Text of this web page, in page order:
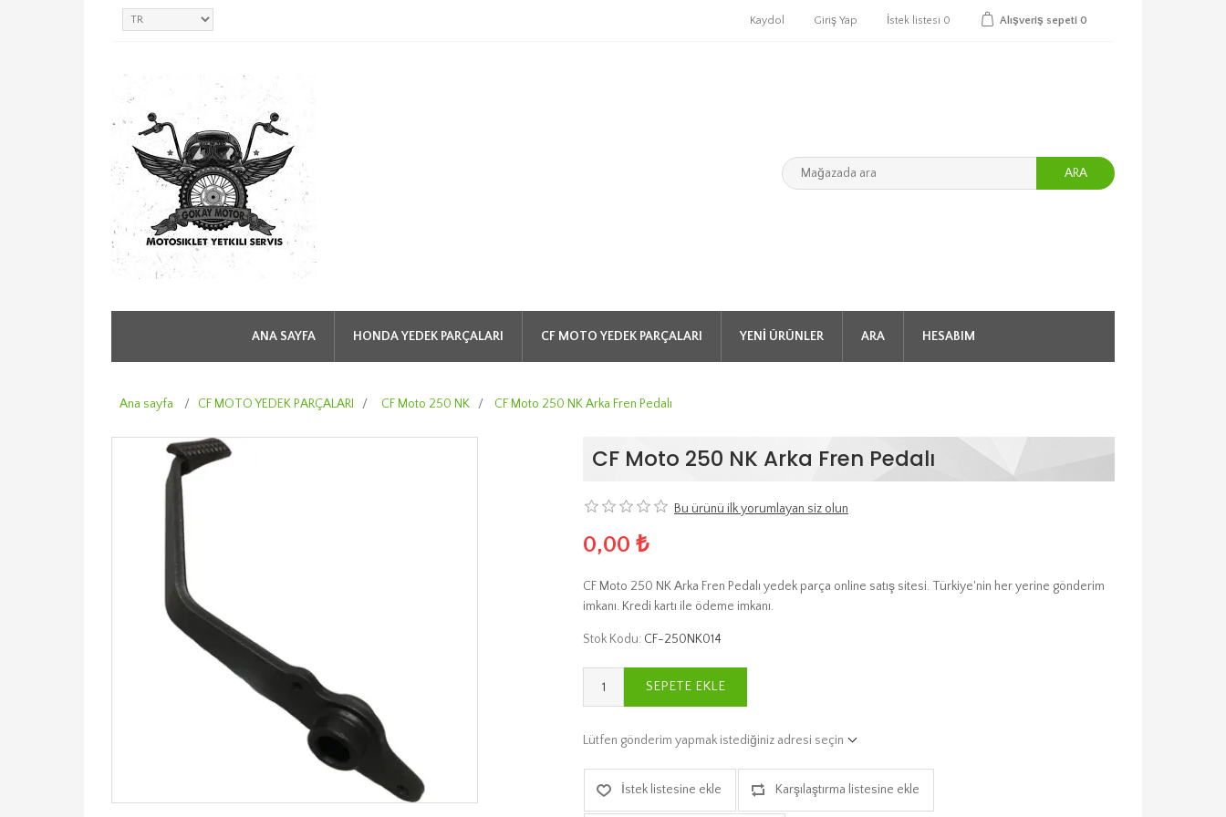
Kaydol Giriş Yap İstek listesi 0 Alışveriş sepeti 0
ARA
ANA SAYFA HONDA YEDEK PARÇALARI CF MOTO YEDEK PARÇALARI YENI ÜRÜNLER ARA HESABIM
Ana sayfa / CF MOTO YEDEK PARÇALARI / CF Moto 250 NK / CF Moto 250 NK Arka Fren Pedalı
CF Moto 250 NK Arka Fren Pedalı
Bu ürünü ilk yorumlayan siz olun
0,00 ₺
CF Moto 250 NK Arka Fren Pedalı yedek parça online satış sitesi. Türkiye'nin her yerine gönderim
imkanı. Kredi kartı ile ödeme imkanı.
Stok Kodu: CF-250NK014
SEPETE EKLE
Lütfen gönderim yapmak istediğiniz adresi seçin
İstek listesine ekle Karşılaştırma listesine ekle